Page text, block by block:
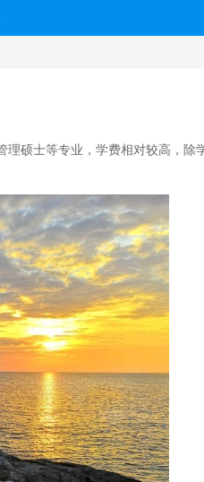
硕士等专业，学费相对较高，除